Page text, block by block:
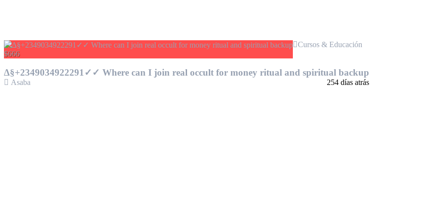
$666
Cursos & Educación
∆§+2349034922291✓✓ Where can I join real occult for money ritual and spiritual backup
Asaba 254 días atrás